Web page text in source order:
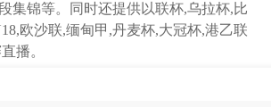
集锦等。同时还提供以联杯,乌拉杯,比
欧沙联,缅甸甲,丹麦杯,大冠杯,港乙联
播。